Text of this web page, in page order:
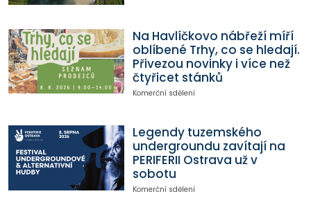
Na Havlíčkovo nábřeží míří
oblíbené Trhy, co se hledají.
Přivezou novinky i více než
čtyřicet stánků
Komerční sdělení
Legendy tuzemského
undergroundu zavítají na
PERIFERII Ostrava už v
sobotu
Komerční sdělení